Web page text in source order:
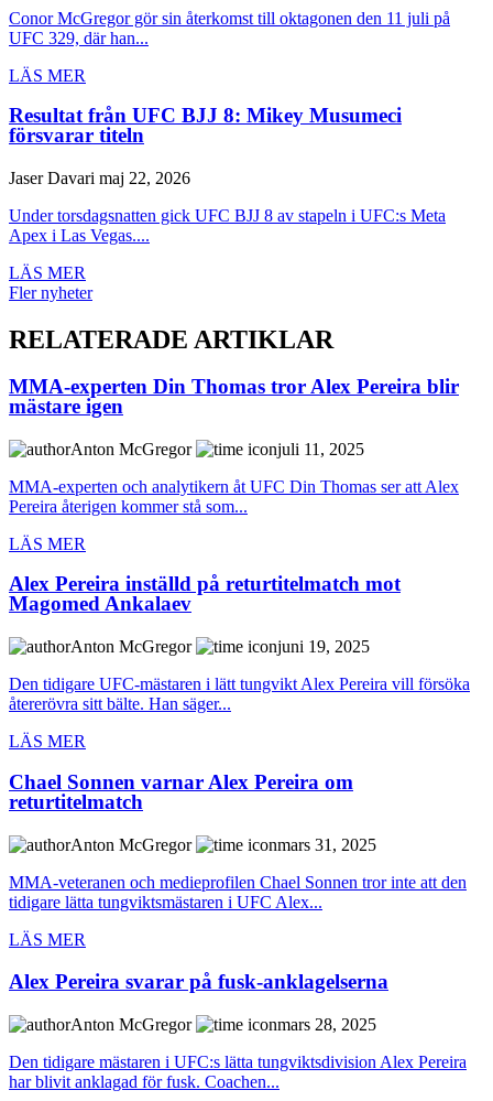
Conor McGregor gör sin återkomst till oktagonen den 11 juli på
UFC 329, där han...
LÄS MER
Resultat från UFC BJJ 8: Mikey Musumeci
försvarar titeln
Jaser Davari maj 22, 2026
Under torsdagsnatten gick UFC BJJ 8 av stapeln i UFC:s Meta
Apex i Las Vegas....
LÄS MER
Fler nyheter
RELATERADE ARTIKLAR
MMA-experten Din Thomas tror Alex Pereira blir
mästare igen
Anton McGregor
juli 11, 2025
MMA-experten och analytikern åt UFC Din Thomas ser att Alex
Pereira återigen kommer stå som...
LÄS MER
Alex Pereira inställd på returtitelmatch mot
Magomed Ankalaev
Anton McGregor
juni 19, 2025
Den tidigare UFC-mästaren i lätt tungvikt Alex Pereira vill försöka
återerövra sitt bälte. Han säger...
LÄS MER
Chael Sonnen varnar Alex Pereira om
returtitelmatch
Anton McGregor
mars 31, 2025
MMA-veteranen och medieprofilen Chael Sonnen tror inte att den
tidigare lätta tungviktsmästaren i UFC Alex...
LÄS MER
Alex Pereira svarar på fusk-anklagelserna
Anton McGregor
mars 28, 2025
Den tidigare mästaren i UFC:s lätta tungviktsdivision Alex Pereira
har blivit anklagad för fusk. Coachen...